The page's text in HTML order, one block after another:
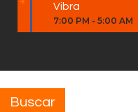
Vibra
7:00 PM - 5:00 AM
Buscar